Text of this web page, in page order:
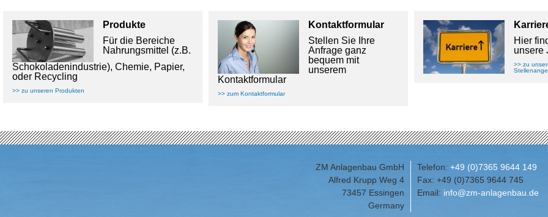
Produkte
Für die Bereiche
Nahrungsmittel (z.B.
Schokoladenindustrie), Chemie, Papier,
oder Recycling
>> zu unseren Produkten
Kontaktformular
Stellen Sie Ihre
Anfrage ganz
bequem mit
unserem
Kontaktformular
>> zum Kontaktformular
Hier
unsere
>> zu
ZM Anlagenbau GmbH
Alfred Krupp Weg 4
73457 Essingen
Germany
Telefon: +49 (0)7365 9644 149
Fax: +49 (0)7365 9644 745
Email: info@zm-anlagenbau.de